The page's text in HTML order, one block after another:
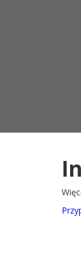
2022@ Oficjalny